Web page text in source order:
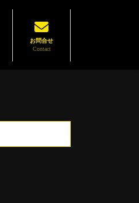
お問合せ
Contact